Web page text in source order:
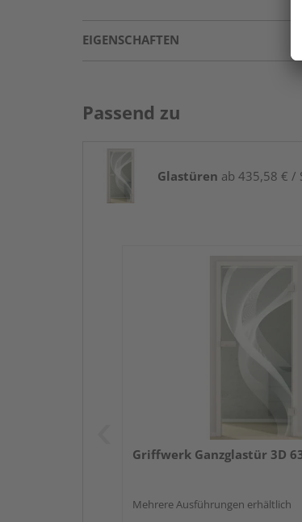
EIGENSCHAFTEN
Passend zu
Glastüren ab 435,58 € /
Griffwerk Ganzglastür 3D
Mehrere Ausführungen erhältlich